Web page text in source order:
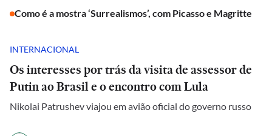
Como é a mostra ‘Surrealismos’, com Picasso e Magritte
INTERNACIONAL
Os interesses por trás da visita de assessor de
Putin ao Brasil e o encontro com Lula
Nikolai Patrushev viajou em avião oficial do governo russo